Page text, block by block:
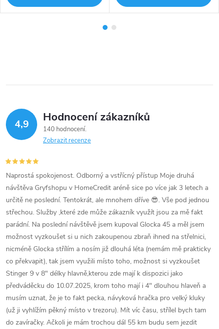
4,9 Hodnocení zákazníků
140 hodnocení
Zobrazit recenze
Naprostá spokojenost. Odborný a vstřícný přístup Moje druhá
návštěva Gryfshopu v HomeCredit aréně sice po více jak 3 letech a
určitě ne poslední. Tentokrát, ale mnohem dříve 😎. Vše pod jednou
střechou. Služby ,které zde může zákazník využít jsou za mě fakt
parádní. Na poslední návštěvě jsem kupoval Glocka 45 a měl jsem
možnost vyzkoušet si u nich zakoupenou zbraň ihned na střelnici,
nicméně Glocka střílím a nosím již dlouhá léta (nemám mě prakticky
co překvapit), tak jsem využili místo toho, možnost si vyzkoušet
Stinger 9 v 8" délky hlavně,kterou zde mají k dispozici jako
předváděcku do 10.07.2025, krom toho mají i 4" dlouhou hlaveň a
musím uznat, že je to fakt pecka, návyková hračka pro velký kluky
(už ji vyhlížím pěkný místo v trezoru). Mít víc času, střílel bych tam
do zavíračky. Ačkoli je mám trochou dál 55 km budu sem jezdit